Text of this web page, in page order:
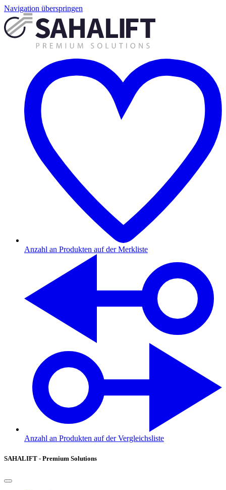
Navigation überspringen
Anzahl an Produkten auf der Merkliste
Anzahl an Produkten auf der Vergleichsliste
SAHALIFT - Premium Solutions